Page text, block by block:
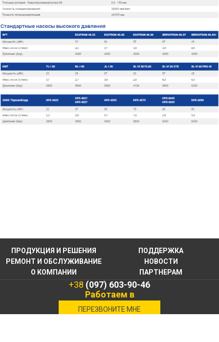
ПРОДУКЦИЯ И РЕШЕНИЯ
ПОДДЕРЖКА
РЕМОНТ И ОБСЛУЖИВАНИЕ
НОВОСТИ
О КОМПАНИИ
ПАРТНЕРАМ
+38 (097) 603-90-46
Работаем в
военное время
ПЕРЕЗВОНИТЕ МНЕ